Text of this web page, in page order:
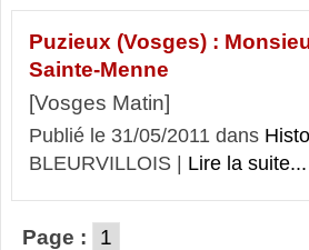
Puzieux (Vosges) :
Sainte-Menne
[Vosges Matin]
Publié le 31/05/2011 dans
BLEURVILLOIS | Lire la suite...
Page : 1